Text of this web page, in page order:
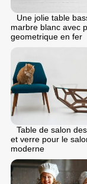
Une jolie table
marbre blanc avec
geometrique en fer
Table de salon
et verre pour le
moderne